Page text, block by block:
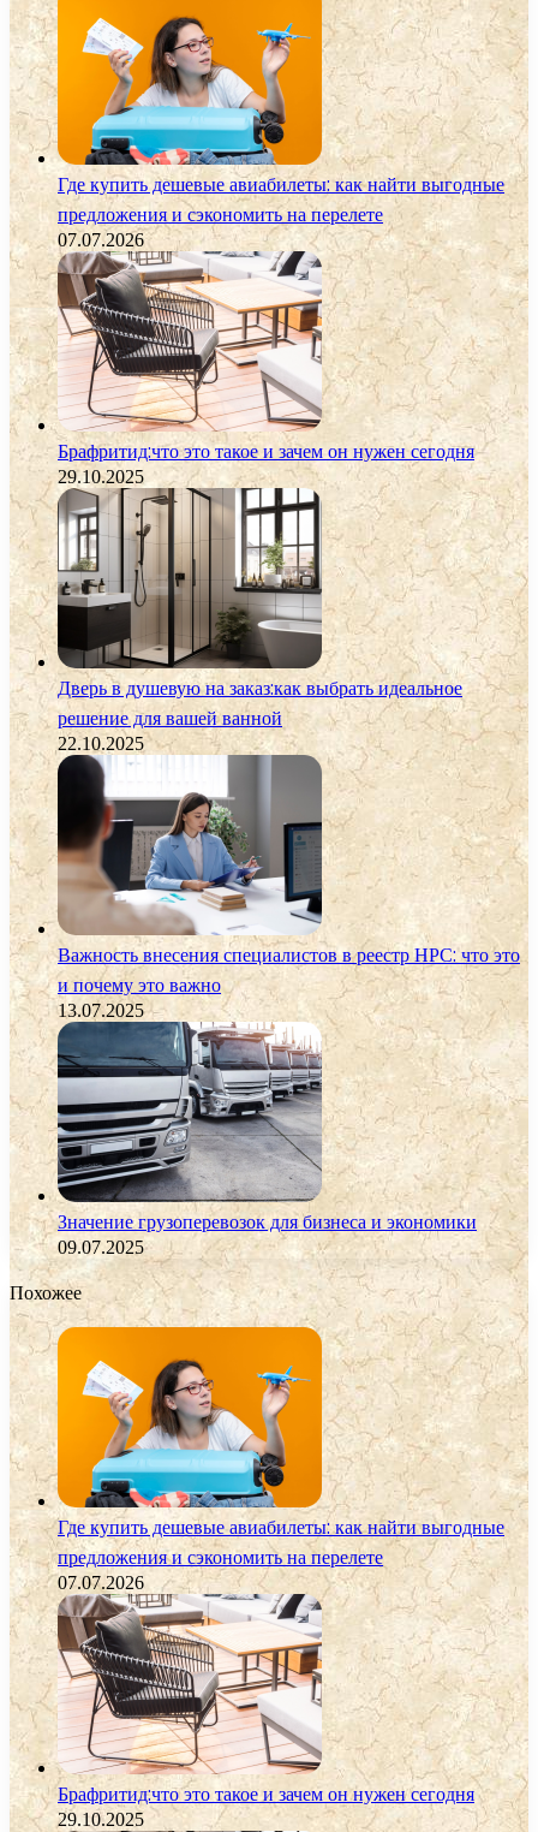
Где купить дешевые авиабилеты: как найти выгодные
предложения и сэкономить на перелете
07.07.2026
Брафритид:что это такое и зачем он нужен сегодня
29.10.2025
Дверь в душевую на заказ:как выбрать идеальное
решение для вашей ванной
22.10.2025
Важность внесения специалистов в реестр НРС: что это
и почему это важно
13.07.2025
Значение грузоперевозок для бизнеса и экономики
09.07.2025
Похожее
Где купить дешевые авиабилеты: как найти выгодные
предложения и сэкономить на перелете
07.07.2026
Брафритид:что это такое и зачем он нужен сегодня
29.10.2025